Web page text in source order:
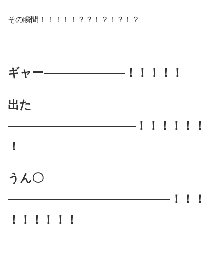
その瞬間！！！！！？？！？！？！？
ギャー―――――――！！！！！
出た
―――――――――――！！！！！！
！
うん〇
――――――――――――――！！！
！！！！！！